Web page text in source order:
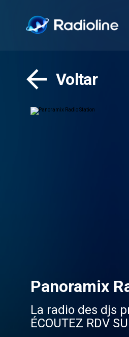
Voltar
Panoramix
La radio des djs
ÉCOUTEZ RDV